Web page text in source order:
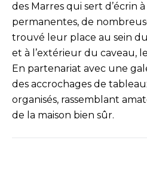
des Marres qui sert d’écrin
permanentes, de
trouvé leur place au sein
et à l’extérieur du caveau,
En partenariat avec une
des accrochages de
organisés, rassemblant
de la maison bien sûr.